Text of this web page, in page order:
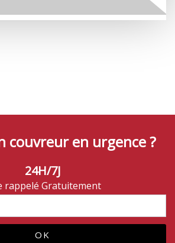
couvreur en urgence ?
24H/7J
rappelé Gratuitement